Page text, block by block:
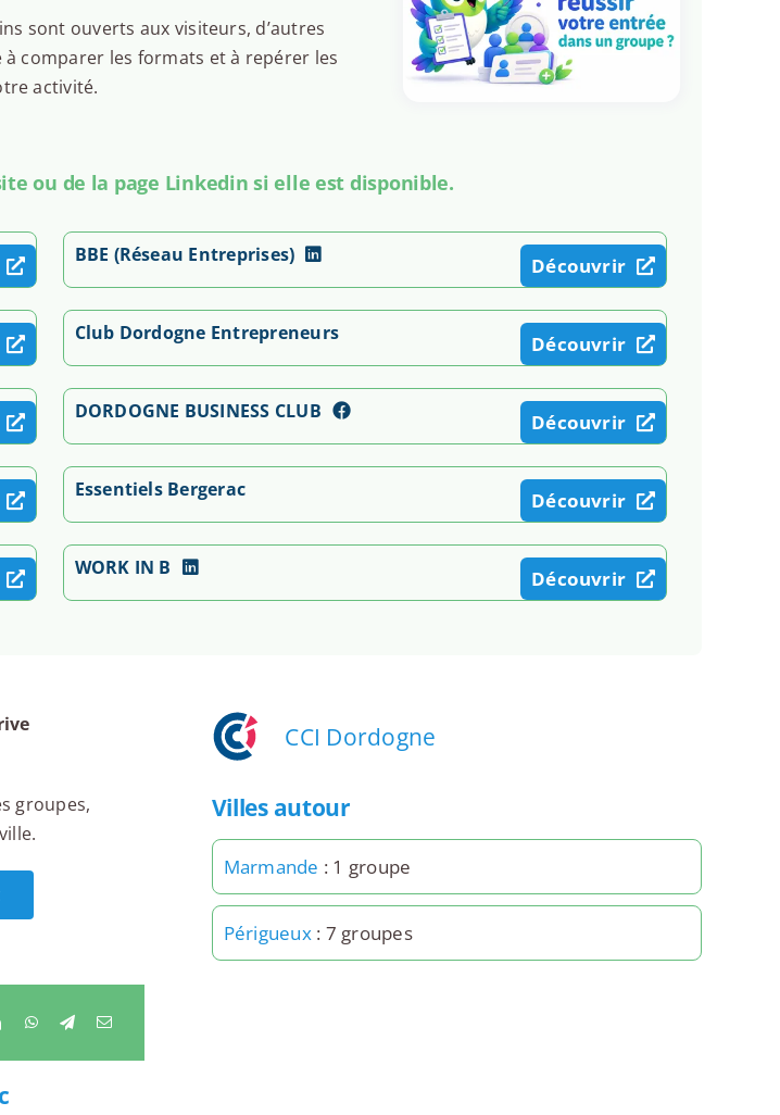
sont ouverts aux visiteurs, d’autres
comparer les formats et à repérer les
activité.
ou de la page Linkedin si elle est disponible.
BBE (Réseau Entreprises) Découvrir
Club Dordogne Entrepreneurs Découvrir
DORDOGNE BUSINESS CLUB Découvrir
Essentiels Bergerac Découvrir
WORK IN B Découvrir
groupes,
CCI Dordogne
Villes autour
Marmande : 1 groupe
Périgueux: 7 groupes